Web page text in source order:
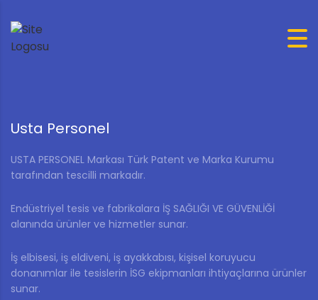
Usta Personel
USTA PERSONEL Markası Türk Patent ve Marka Kurumu
tarafından tescilli markadır.
Endüstriyel tesis ve fabrikalara İŞ SAĞLIĞI VE GÜVENLİĞİ
alanında ürünler ve hizmetler sunar.
İş elbisesi, iş eldiveni, iş ayakkabısı, kişisel koruyucu
donanımlar ile tesislerin İSG ekipmanları ihtiyaçlarına ürünler
sunar.